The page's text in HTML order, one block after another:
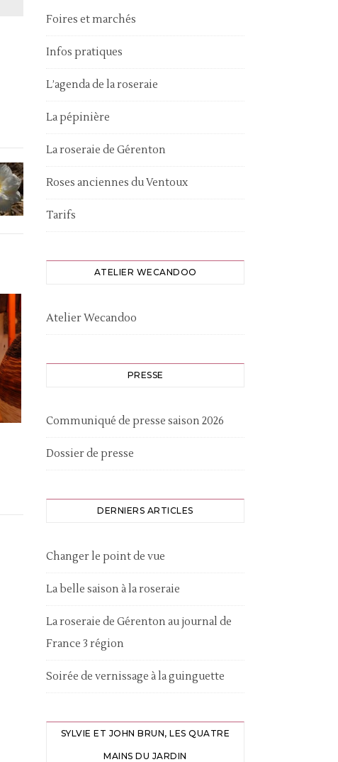
Foires et marchés
Infos pratiques
L’agenda de la roseraie
La pépinière
La roseraie de Gérenton
Roses anciennes du Ventoux
Tarifs
ATELIER WECANDOO
Atelier Wecandoo
PRESSE
Communiqué de presse saison 2026
Dossier de presse
DERNIERS ARTICLES
Changer le point de vue
La belle saison à la roseraie
La roseraie de Gérenton au journal de
France 3 région
Soirée de vernissage à la guinguette
SYLVIE ET JOHN BRUN, LES QUATRE
MAINS DU JARDIN